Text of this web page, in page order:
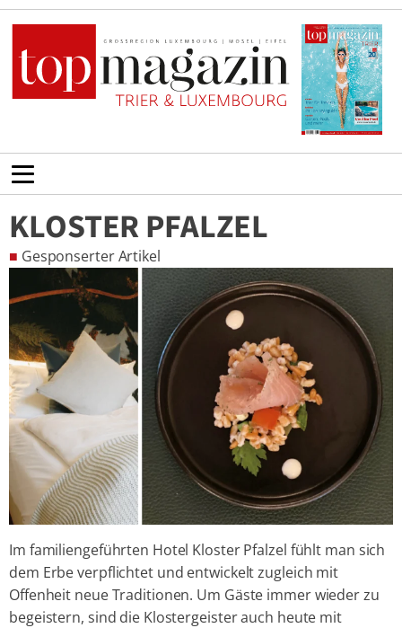
KLOSTER PFALZEL
■ Gesponserter Artikel
Im familiengeführten Hotel Kloster Pfalzel fühlt man sich
dem Erbe verpflichtet und entwickelt zugleich mit
Offenheit neue Traditionen. Um Gäste immer wieder zu
begeistern, sind die Klostergeister auch heute mit